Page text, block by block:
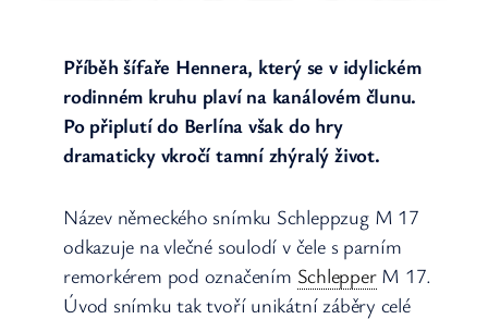
Příběh šífaře Hennera, který se v idylickém
rodinném kruhu plaví na kanálovém člunu.
Po připlutí do Berlína však do hry
dramaticky vkročí tamní zhýralý život.
Název německého snímku Schleppzug M 17
odkazuje na vlečné soulodí v čele s parním
remorkérem pod označením SchlepperM 17.
Úvod snímku tak tvoří unikátní záběry celé